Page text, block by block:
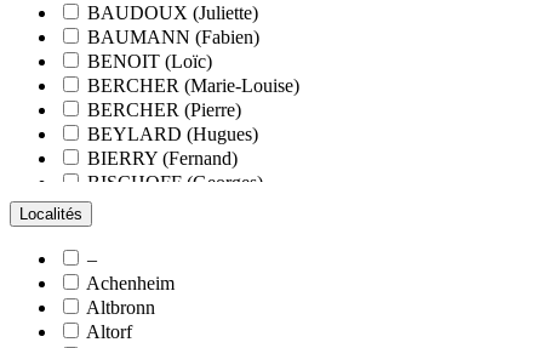
BAUDOUX (Juliette)
BAUMANN (Fabien)
BENOIT (Loïc)
BERCHER (Marie-Louise)
BERCHER (Pierre)
BEYLARD (Hugues)
BIERRY (Fernand)
BISCHOFF (Georges)
BLANCHARD (François)
BLANCHARD (Pierre-Valentin)
BLUMENROEDER (Quentin)
BOEHLER (Jean-Michel)
BOËS (Simone)
Localités
–
Achenheim
Altbronn
Altorf